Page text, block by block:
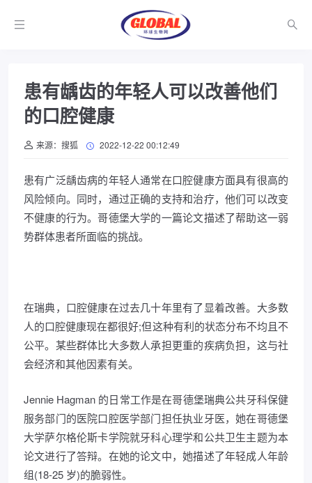
患有龋齿的年轻人可以改善他们
的口腔健康
来源：搜狐 2022-12-22 00:12:49
患有广泛龋齿病的年轻人通常在口腔健康方面具有很高的
风险倾向。同时，通过正确的支持和治疗，他们可以改变
不健康的行为。哥德堡大学的一篇论文描述了帮助这一弱
势群体患者所面临的挑战。
在瑞典，口腔健康在过去几十年里有了显着改善。大多数
人的口腔健康现在都很好;但这种有利的状态分布不均且不
公平。某些群体比大多数人承担更重的疾病负担，这与社
会经济和其他因素有关。
Jennie Hagman 的日常工作是在哥德堡瑞典公共牙科保健
服务部门的医院口腔医学部门担任执业牙医，她在哥德堡
大学萨尔格伦斯卡学院就牙科心理学和公共卫生主题为本
论文进行了答辩。在她的论文中，她描述了年轻成人年龄
组(18-25 岁)的脆弱性。